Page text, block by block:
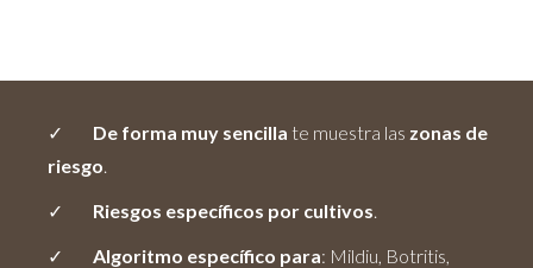
De forma muy sencilla te muestra las zonas de
riesgo.
Riesgos específicos por cultivos.
Algoritmo específico para: Mildiu, Botritis,